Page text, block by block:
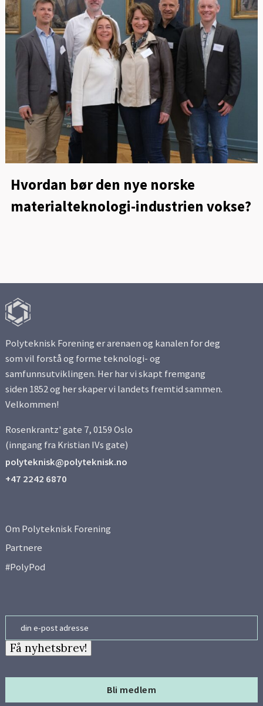
Hvordan bør den nye norske
materialteknologi-industrien vokse?
Polyteknisk Forening er arenaen og kanalen for deg
som vil forstå og forme teknologi- og
samfunnsutviklingen. Her har vi skapt fremgang
siden 1852 og her skaper vi landets fremtid sammen.
Velkommen!
Rosenkrantz' gate 7, 0159 Oslo
(inngang fra Kristian IVs gate)
polyteknisk@polyteknisk.no
+47 2242 6870
Om Polyteknisk Forening
Partnere
#PolyPod
Bli medlem
Få nyhetsbrev!